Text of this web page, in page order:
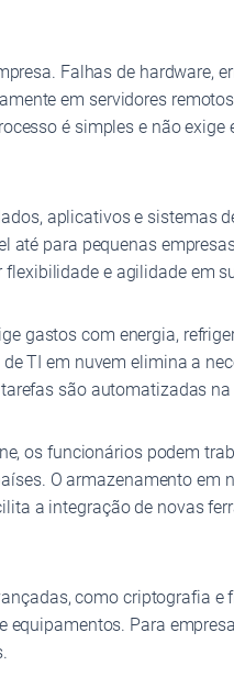
Falhas de hardware,
em servidores
é simples e não
aplicativos e sistemas
para pequenas
e agilidade em
gastos com energia,
TI em nuvem elimina a
são automatizadas na
os funcionários podem
O armazenamento em
a integração de novas
como criptografia e
Para